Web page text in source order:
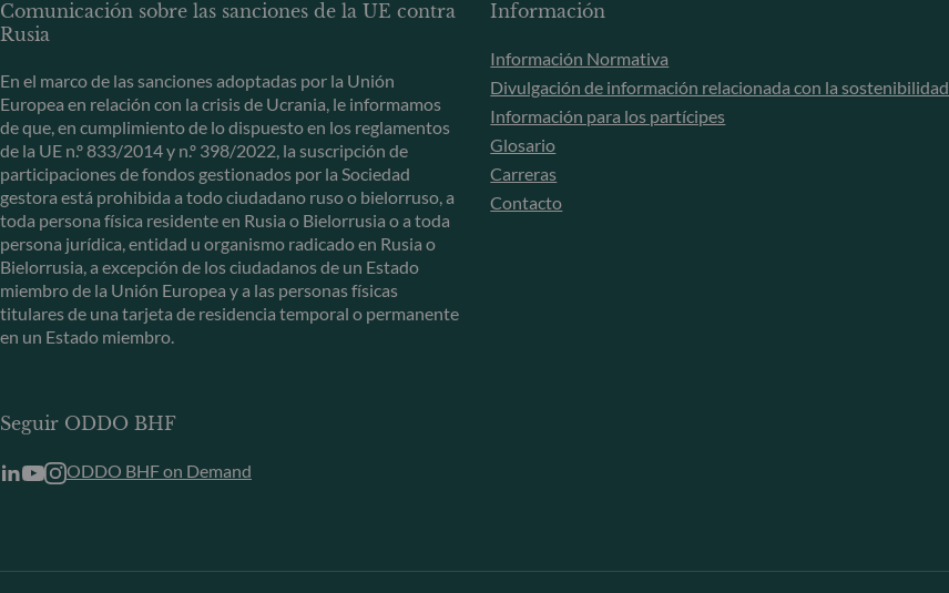
Comunicación sobre las sanciones de la UE contra
Rusia
En el marco de las sanciones adoptadas por la Unión
Europea en relación con la crisis de Ucrania, le informamos
de que, en cumplimiento de lo dispuesto en los reglamentos
de la UE n.º 833/2014 y n.º 398/2022, la suscripción de
participaciones de fondos gestionados por la Sociedad
gestora está prohibida a todo ciudadano ruso o bielorruso, a
toda persona física residente en Rusia o Bielorrusia o a toda
persona jurídica, entidad u organismo radicado en Rusia o
Bielorrusia, a excepción de los ciudadanos de un Estado
miembro de la Unión Europea y a las personas físicas
titulares de una tarjeta de residencia temporal o permanente
en un Estado miembro.
Información
Información Normativa
Divulgación de información relacionada con la sostenibilidad
Información para los partícipes
Glosario
Carreras
Contacto
Seguir ODDO BHF
ODDO BHF on Demand